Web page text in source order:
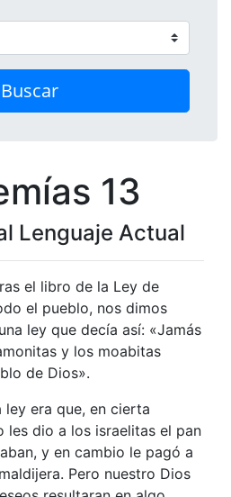
Buscar
13
Lenguaje Actual
el libro de la Ley de
el pueblo, nos dimos
ley que decía así: «Jamás
y los moabitas
de Dios».
ley era que, en cierta
les dio a los israelitas el pan
y en cambio le pagó a
Pero nuestro Dios